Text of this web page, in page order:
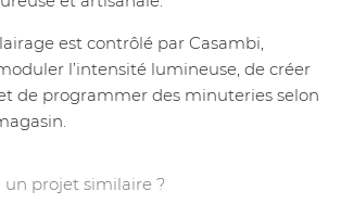
est contrôlé par Casambi,
l’intensité lumineuse, de créer
de programmer des minuteries selon
un projet similaire ?